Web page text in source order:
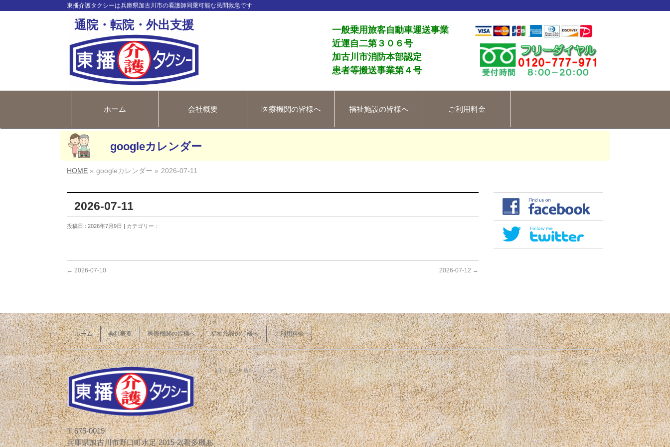
東播介護タクシーは兵庫県加古川市の看護師同乗可能な民間救急です
通院・転院・外出支援
一般乗用旅客自動車運送事業
近運自二第３０６号
加古川市消防本部認定
患者等搬送事業第４号
ホーム 会社概要 医療機関の皆様へ 福祉施設の皆様へ ご利用料金
googleカレンダー
HOME » googleカレンダー » 2026-07-11
2026-07-11
投稿日 : 2026年7月9日 | カテゴリー :
← 2026-07-10 2026-07-12 →
ホーム 会社概要 医療機関の皆様へ 福祉施設の皆様へ ご利用料金
〒675-0019
兵庫県加古川市野口町水足 2015-2(看多機あ
リンク集 ♥